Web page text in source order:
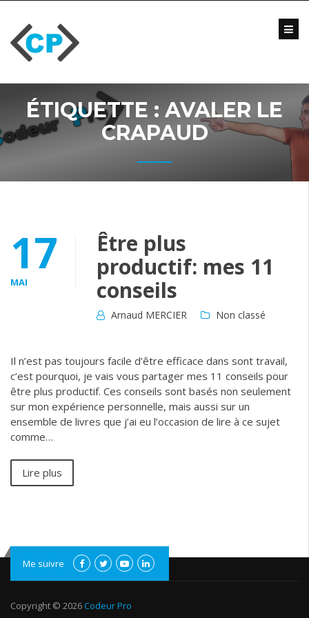
Blog
Vidéo
Formations
Entreprise
je
contacter
content
ÉTIQUETTE :AVALER LE
CRAPAUD
17
MAI
Être plus
productif: mes 11
conseils
Arnaud MERCIER Non classé
Il n’est pas toujours facile d’être efficace dans sont travail,
c’est pourquoi, je vais vous partager mes 11 conseils pour
être plus productif. Ces conseils sont basés non seulement
sur mon expérience personnelle, mais aussi sur un
ensemble de livres que j’ai eu l’occasion de lire à ce sujet
comme…
Lire plus
Me suivre
Copyright © 2026Codeur Pro